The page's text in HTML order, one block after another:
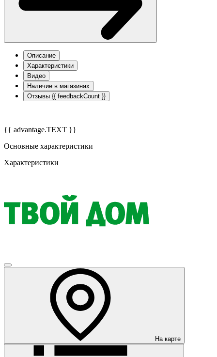
Описание
Характеристики
Видео
Наличие в магазинах
Отзывы {{ feedbackCount }}
{{ advantage.TEXT }}
Основные характеристики
Характеристики
На карте